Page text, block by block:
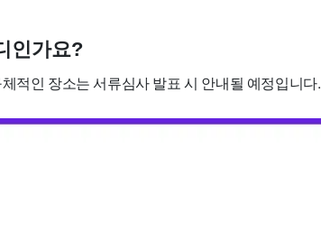
인가요?
적인 장소는 서류심사 발표 시 안내될 예정입니다.